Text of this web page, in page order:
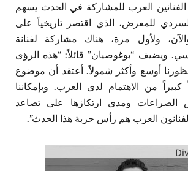
العرب للمشاركة في الحدث يسهم
للمعرض، الذي اقتصر تاريخياً على
والآن، ولأول مرة، هناك مشاركة لفنانة
ويضيف “بوغوصيان” قائلاً: “هذه الرؤى
أوسع وأكثر شمولاً. أعتقد أن موضوع
كبيراً من الاهتمام لدى العرب. وبإمكاننا
الصراعات ومدى ارتكازها على تصاعد
العرب هم رأس حربة هذا الحدث”.